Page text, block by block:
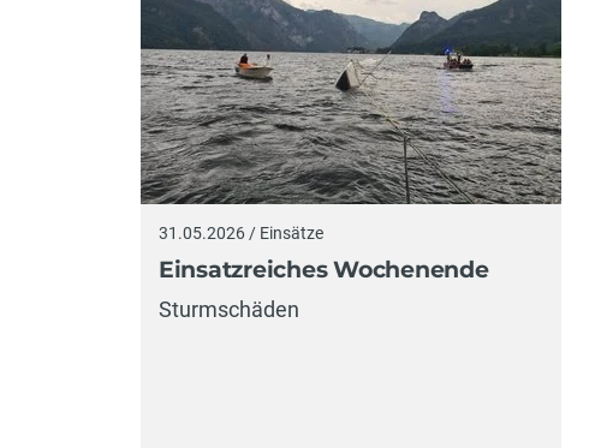
31.05.2026 / Einsätze
Einsatzreiches Wochenende
Sturmschäden